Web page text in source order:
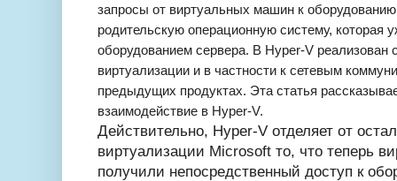
запросы от виртуальных машин к
родительскую операционную систему, которая
оборудованием сервера. В Hyper-V реализован
виртуализации и в частности к сетевым
предыдущих продуктах. Эта статья
взаимодействие в Hyper-V.
Действительно, Hyper-V отделяет от
виртуализации Microsoft то, что теперь
получили непосредственный доступ к